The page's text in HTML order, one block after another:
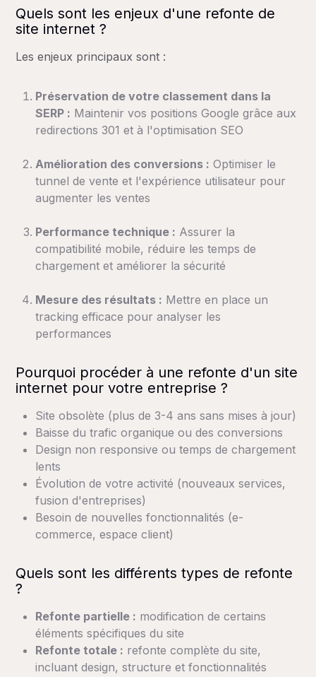
Quels sont les enjeux d'une refonte de
site internet ?
Les enjeux principaux sont :
Préservation de votre classement dans la
SERP : Maintenir vos positions Google grâce aux
redirections 301 et à l'optimisation SEO
Amélioration des conversions : Optimiser le
tunnel de vente et l'expérience utilisateur pour
augmenter les ventes
Performance technique : Assurer la
compatibilité mobile, réduire les temps de
chargement et améliorer la sécurité
Mesure des résultats : Mettre en place un
tracking efficace pour analyser les
performances
Pourquoi procéder à une refonte d'un site
internet pour votre entreprise ?
Site obsolète (plus de 3-4 ans sans mises à jour)
Baisse du trafic organique ou des conversions
Design non responsive ou temps de chargement
lents
Évolution de votre activité (nouveaux services,
fusion d'entreprises)
Besoin de nouvelles fonctionnalités (e-
commerce, espace client)
Quels sont les différents types de refonte
?
Refonte partielle : modification de certains
éléments spécifiques du site
Refonte totale : refonte complète du site,
incluant design, structure et fonctionnalités